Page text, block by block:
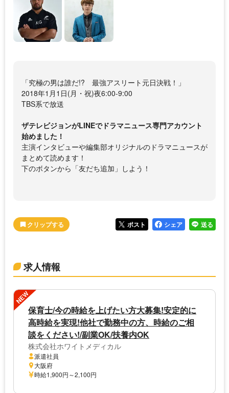
「究極の男は誰だ!? 最強アスリート元日決戦！」
2018年1月1日(月・祝)夜6:00-9:00
TBS系で放送
ザテレビジョンがLINEでドラマニュース専門アカウント
始めました！
主演インタビューや編集部オリジナルのドラマニュースが
まとめて読めます！
下のボタンから「友だち追加」しよう！
ポスト シェア 送る
求人情報
NEW
保育士/今の時給を上げたい方大募集!安定的に
高時給を実現!他社で勤務中の方、時給のご相
談をください!/副業OK/扶養内OK
株式会社ホワイトメディカル
派遣社員
大阪府
時給1,900円～2,100円